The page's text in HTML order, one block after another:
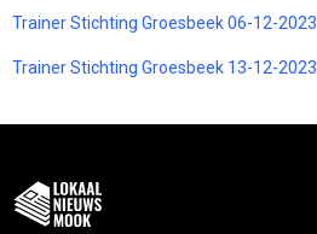
Trainer Stichting Groesbeek 06-12-2023
Trainer Stichting Groesbeek 13-12-2023